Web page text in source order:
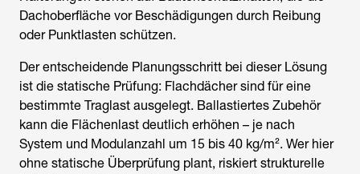
Dachoberfläche vor Beschädigungen durch Reibung
oder Punktlasten schützen.
Der entscheidende Planungsschritt bei dieser Lösung
ist die statische Prüfung: Flachdächer sind für eine
bestimmte Traglast ausgelegt. Ballastiertes Zubehör
kann die Flächenlast deutlich erhöhen – je nach
System und Modulanzahl um 15 bis 40 kg/m². Wer hier
ohne statische Überprüfung plant, riskiert strukturelle